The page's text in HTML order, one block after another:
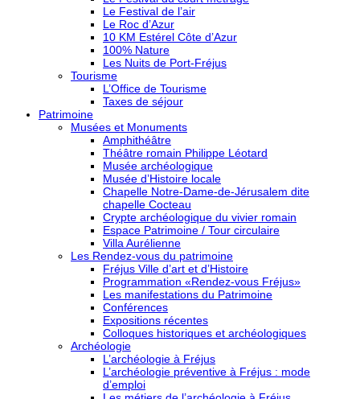
Le Festival de l’air
Le Roc d’Azur
10 KM Estérel Côte d’Azur
100% Nature
Les Nuits de Port-Fréjus
Tourisme
L’Office de Tourisme
Taxes de séjour
Patrimoine
Musées et Monuments
Amphithéâtre
Théâtre romain Philippe Léotard
Musée archéologique
Musée d’Histoire locale
Chapelle Notre-Dame-de-Jérusalem dite
chapelle Cocteau
Crypte archéologique du vivier romain
Espace Patrimoine / Tour circulaire
Villa Aurélienne
Les Rendez-vous du patrimoine
Fréjus Ville d’art et d’Histoire
Programmation «Rendez-vous Fréjus»
Les manifestations du Patrimoine
Conférences
Expositions récentes
Colloques historiques et archéologiques
Archéologie
L’archéologie à Fréjus
L’archéologie préventive à Fréjus : mode
d’emploi